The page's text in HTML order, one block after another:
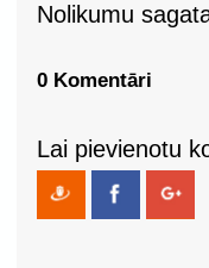
Nolikumu
0 Komentāri
Lai pievienotu